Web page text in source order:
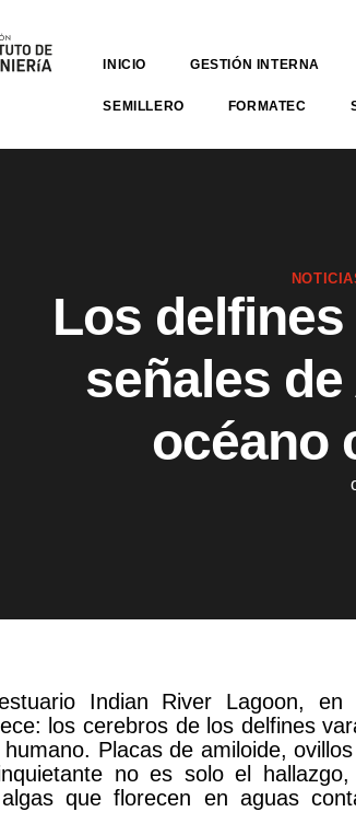
INICIO GESTIÓN INTERNA
SEMILLERO FORMATEC
Los
señales
océano
Indian River Lagoon, en
los cerebros de los delfines
Placas de amiloide,
no es solo el
que florecen en aguas